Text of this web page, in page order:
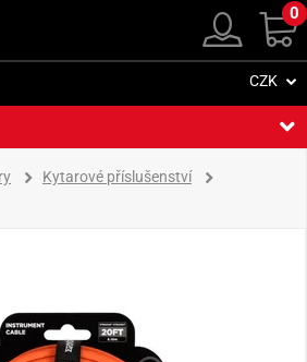
0
CZK
Kytarové příslušenství